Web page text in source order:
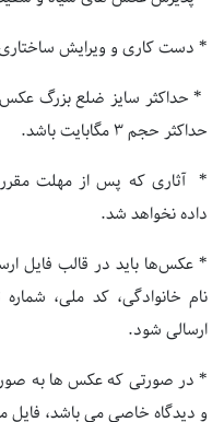
* دست کاری و ویرایش
حداکثر حجم ۳ مگابایت باشد.
* آثاری که پس از مهلت مقرر
داده نخواهد شد.
* عکس‌ها باید در قالب فایل
نام خانوادگی، کد ملی،
ارسالی شود.
* در صورتی که عکس ها به